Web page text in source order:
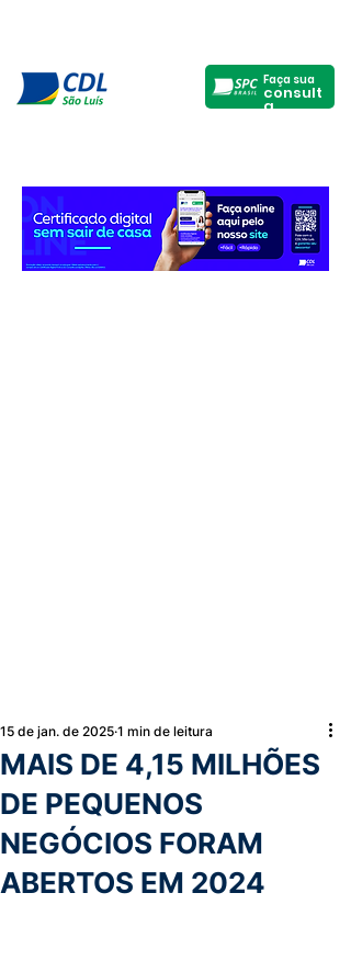
Faça sua
consult
a
MAIS DE 4,15 MILHÕES
DE PEQUENOS
NEGÓCIOS FORAM
ABERTOS EM 2024
15 de jan. de 2025 1 min de leitura